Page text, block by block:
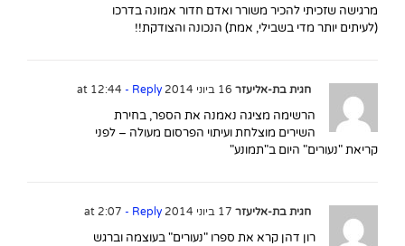
מרגישה שזכיתי להכיר משורר ואדם חדור אמונה בדרכו
(לעיתים יותר מדי בשבילי, אמת) הנכונה והצודקת!!
חגית בת-אליעזר - Reply
הרשימה מציגה נאמנה את הספר, בחירת
השירים מוצלחת ועיתוי הפרסום מעולה – לפני
קריאת "נעורים" היום ב"תמונע"
חגית בת-אליעזר - Reply
רון דהן קרא את ספרו "נעורים" בעוצמה וברגש